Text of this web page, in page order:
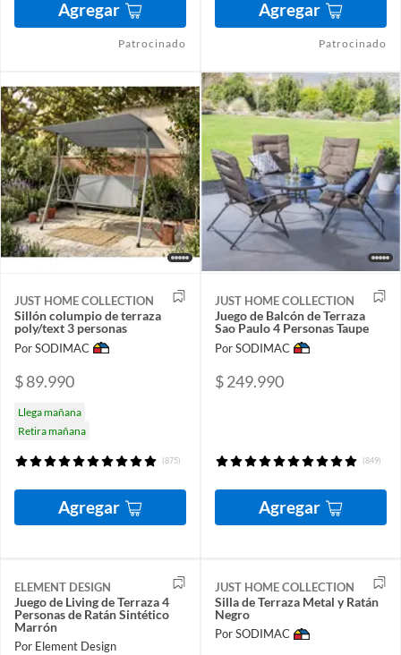
Agregar
Patrocinado
Agregar
Patrocinado
JUST HOME COLLECTION
Sillón columpio de terraza
poly/text 3 personas
Por SODIMAC
$ 89.990
Llega mañana
Retira mañana
(875)
Agregar
JUST HOME COLLECTION
Juego de Balcón de Terraza
Sao Paulo 4 Personas Taupe
Por SODIMAC
$ 249.990
(849)
Agregar
ELEMENT DESIGN
Juego de Living de Terraza 4
Personas de Ratán Sintético
Marrón
Por Element Design
JUST HOME COLLECTION
Silla de Terraza Metal y Ratán
Negro
Por SODIMAC